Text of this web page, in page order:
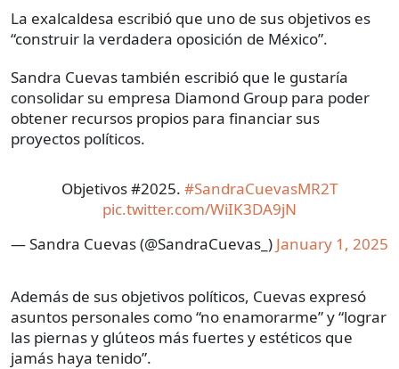
La exalcaldesa escribió que uno de sus objetivos es
“construir la verdadera oposición de México”.
Sandra Cuevas también escribió que le gustaría
consolidar su empresa Diamond Group para poder
obtener recursos propios para financiar sus
proyectos políticos.
Objetivos #2025. #SandraCuevasMR2T
pic.twitter.com/WiIK3DA9jN
— Sandra Cuevas (@SandraCuevas_) January 1, 2025
Además de sus objetivos políticos, Cuevas expresó
asuntos personales como “no enamorarme” y “lograr
las piernas y glúteos más fuertes y estéticos que
jamás haya tenido”.